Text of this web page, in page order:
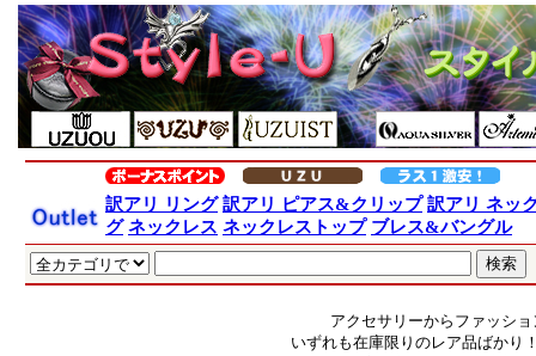
訳アリ リング 訳アリ ピアス&クリップ 訳アリ ネッ
グ ネックレス ネックレストップ ブレス&バングル
アクセサリーからファッシ
いずれも在庫限りのレア品ばかり